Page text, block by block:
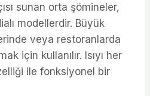
sunan orta şömineler,
modellerdir. Büyük
veya restoranlarda
için kullanılır. Isıyı her
ile fonksiyonel bir